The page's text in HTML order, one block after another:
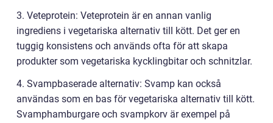
3. Veteprotein: Veteprotein är en annan vanlig
ingrediens i vegetariska alternativ till kött. Det ger en
tuggig konsistens och används ofta för att skapa
produkter som vegetariska kycklingbitar och schnitzlar.
4. Svampbaserade alternativ: Svamp kan också
användas som en bas för vegetariska alternativ till kött.
Svamphamburgare och svampkorv är exempel på